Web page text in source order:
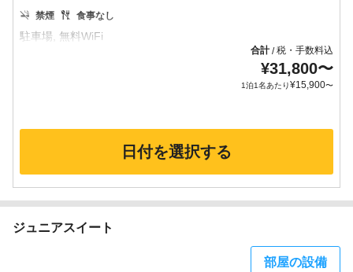
禁煙 食事なし
合計/税・手数料込
¥31,800〜
1泊1名あたり¥15,900〜
日付を選択する
ジュニアスイート
部屋の設備